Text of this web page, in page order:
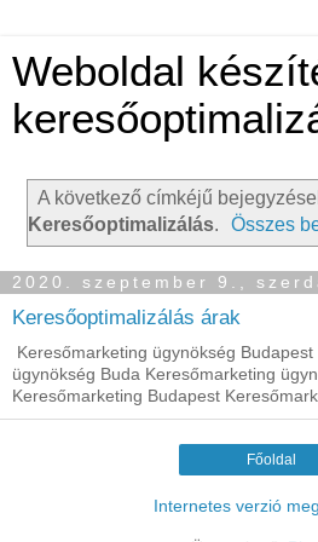
Weboldal
A következő címkéjű
Keresőoptimalizálás. Összes
2020. szeptember 9.,
Keresőoptimalizálás árak
Keresőmarketing ügynökség
ügynökség Buda Keresőmarketing
Keresőmarketing Budapest
Főoldal
Internetes verzió